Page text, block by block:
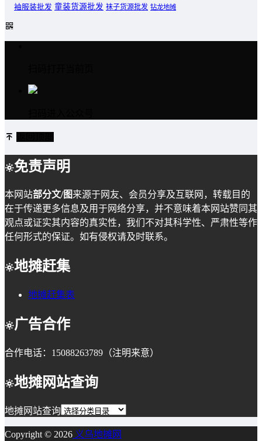
袖服装批发 童装货源批发 袜子货源批发 钻龙地摊
免责声明
本网站部分文/图来源于网友、会员分享及互联网，转载目的
在于传递更多信息及用于网络分享，并不意味着本网站赞同其
观点或证实其内容的真实性，我们不对其科学性、严肃性等作
任何形式的保证。如有侵权请及时联系。
地摊赶集
地摊赶集表
广告合作
合作电话：15088263789（注明来意）
地摊网站查询
地摊网站查询
Copyright © 2026 义乌地摊网